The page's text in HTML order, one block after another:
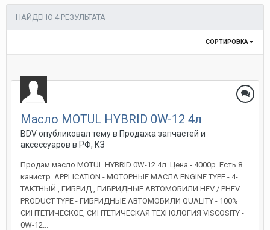
НАЙДЕНО 4 РЕЗУЛЬТАТА
СОРТИРОВКА
Масло MOTUL HYBRID 0W-12 4л
BDVопубликовал тему в Продажа запчастей и
аксессуаров в РФ, КЗ
Продам масло MOTUL HYBRID 0W-12 4л. Цена - 4000р. Есть 8
канистр. APPLICATION - МОТОРНЫЕ МАСЛА ENGINE TYPE - 4-
ТАКТНЫЙ , ГИБРИД , ГИБРИДНЫЕ АВТОМОБИЛИ HEV / PHEV
PRODUCT TYPE - ГИБРИДНЫЕ АВТОМОБИЛИ QUALITY - 100%
СИНТЕТИЧЕСКОЕ, СИНТЕТИЧЕСКАЯ ТЕХНОЛОГИЯ VISCOSITY -
0W-12...